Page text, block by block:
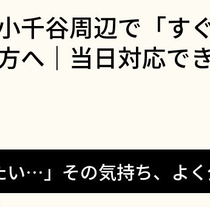
千谷周辺で「す
へ｜当日対応で
い…」その気持ち、よ